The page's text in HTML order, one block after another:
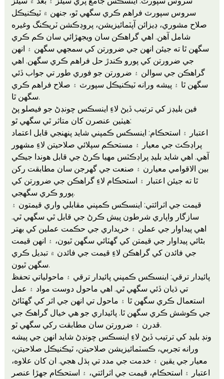
سروس سپورٽ فراهم ڪري سگھي ٿو، جنهن ۾ ٽيڪنيڪل
صلاح مشوري، ڊيزائن آپٽمائيزيشن، پروڊڪشن ٽريڪنگ وغيره
شامل آهن. اهي گراهڪن سان ويجهڙائي سان ڪم ڪري
سگهن ٿا ته جيئن انهن جي ضرورتن کي سمجهي سگهن ۽ انهن
جي ضرورتن کي پورو ڪندڙ حل فراهم ڪري سگهن. اهي
گراهڪن جي سوالن ۽ ضرورتن جو فوري طور تي جواب ڏئي
سگهن ٿا ۽ پيشه ورانه ٽيڪنيڪل سپورٽ ۽ صلاح فراهم ڪري
سگهن ٿا.
فين بليڊز کي ترتيب ڏيڻ لاءِ اينسڪس چونڊڻ جو فيصلو پڻ
هيٺين عنصرن کان متاثر ٿي سگھي ٿو:
اعتبار ۽ استحڪام: اينسڪس ڪمپني شايد پنهنجي قابل اعتماد
پراڊڪٽ جي معيار ۽ مستحڪم سپلائي صلاحيتن لاءِ مشهور
آهي. اهي شايد بليڊ پراڊڪٽس مهيا ڪرڻ جي قابل هوندا جيڪي
بين الاقوامي معيارن ۽ صنعت جي گهرجن سان مطابقت رکن
ٿا ته جيئن اعتبار ۽ استحڪام لاءِ گراهڪن جي ضرورتن کي
پورو ڪري سگهجي.
قيمت جي اثرائتي: اينسڪس ڪمپني مقابلي واري قيمتون ۽
سازگار واپاري شرطون پيش ڪرڻ جي قابل ٿي سگهي ٿي.
اهي پيداوار جي عملن ۽ خريداري جي حڪمت عملين کي بهتر
بڻائي پيداوار جي قيمتن کي گهٽائي سگهن ٿيون، ۽ انهن قيمت
جي فائدن کي گراهڪن لاءِ قيمت جي فائدن ۾ تبديل ڪري
سگهن ٿيون.
پائيدار ترقي: اينسڪس ڪمپني پائيدار ترقي ۽ ماحولياتي تحفظ
تي ڌيان ڏئي سگهي ٿي. اهي ماحول دوست مواد ۽ عمل
استعمال ڪري سگهن ٿا ۽ ماحول تي انهن جي اثر کي گهٽائڻ
جي ڪوشش ڪري سگهن ٿا. پائيداري جو هي خيال گراهڪ جي
قدرن ۽ ضرورتن سان مطابقت رکي سگهي ٿو.
ونڊ بليڊ کي ترتيب ڏيڻ لاءِ اينسڪس چونڊڻ شايد انهن جي پيشه
ورانه تجربي، ڪسٽمائيزيشن صلاحيتن، ٽيڪنيڪل صلاحيتن،
معيار جي يقين ۽ خدمت جي مدد تي ٻڌل هجي. ان کان علاوه،
اعتبار ۽ استحڪام، قيمت جي اثرائتي، ۽ استحڪام جهڙا عنصر